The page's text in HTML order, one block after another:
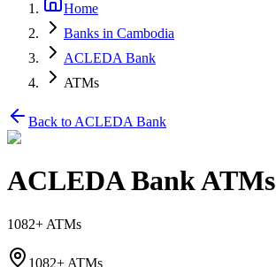
Home
Banks in Cambodia
ACLEDA Bank
ATMs
Back to ACLEDA Bank
ACLEDA Bank ATMs
1082+ ATMs
1082+ ATMs